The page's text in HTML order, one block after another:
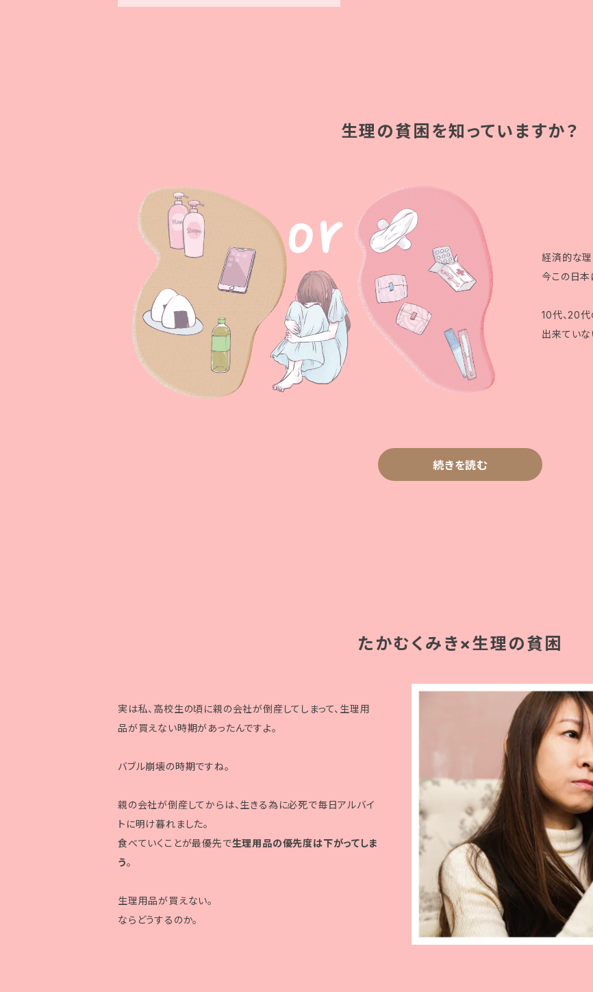
生理の貧困を知っていますか？
経済的な
今この日本
10代、20
出来ていな
続きを読む
たかむくみき×生理の貧困
実は私、高校生の頃に親の会社が倒産してしまって、生理用
品が買えない時期があったんですよ。
バブル崩壊の時期ですね。
親の会社が倒産してからは、生きる為に必死で毎日アルバイ
トに明け暮れました。
食べていくことが最優先で生理用品の優先度は下がってしま
う。
生理用品が買えない。
ならどうするのか。